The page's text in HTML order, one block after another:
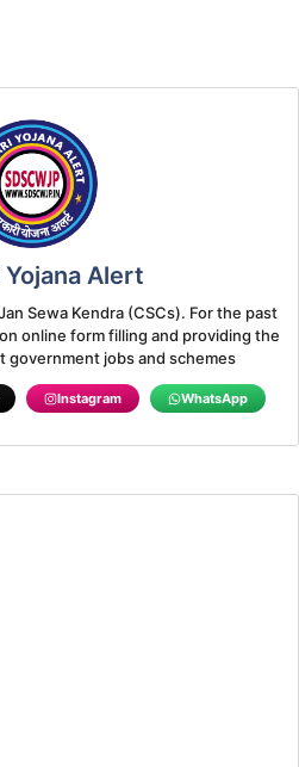
Yojana Alert
Sewa Kendra (CSCs). For the past
online form filling and providing the
government jobs and schemes
Instagram WhatsApp